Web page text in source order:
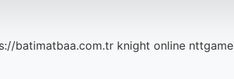
batimatbaa.com.tr knight online nttgame